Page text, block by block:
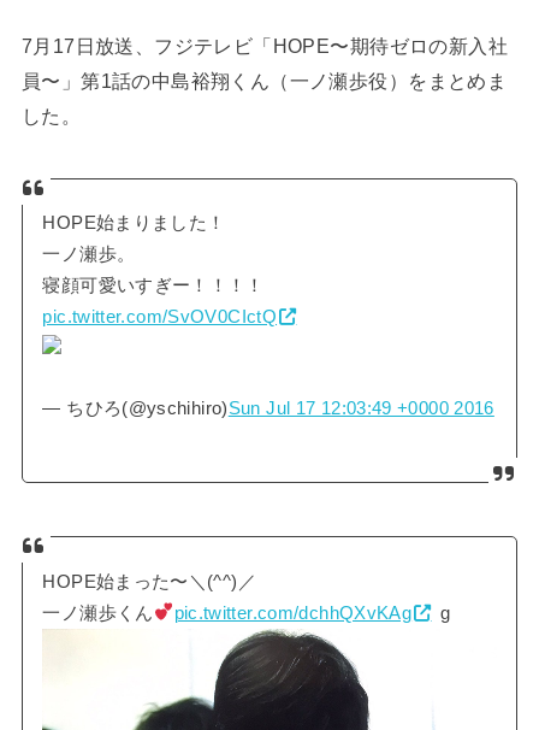
7月17日放送、フジテレビ「HOPE〜期待ゼロの新入社
員〜」第1話の中島裕翔くん（一ノ瀬歩役）をまとめま
した。
HOPE始まりました！
一ノ瀬歩。
寝顔可愛いすぎー！！！！
pic.twitter.com/SvOV0CIctQ
— ちひろ(@yschihiro)Sun Jul 17 12:03:49 +0000 2016
HOPE始まった〜＼(^^)／
一ノ瀬歩くん
pic.twitter.com/dchhQXvKAg g